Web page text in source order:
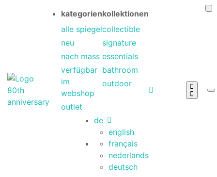
kategorien
alle spiegel
neu
nach mass
verfügbar
im
webshop
outlet
kollektionen
collectible
signature
essentials
bathroom
outdoor
de
english
français
nederlands
deutsch